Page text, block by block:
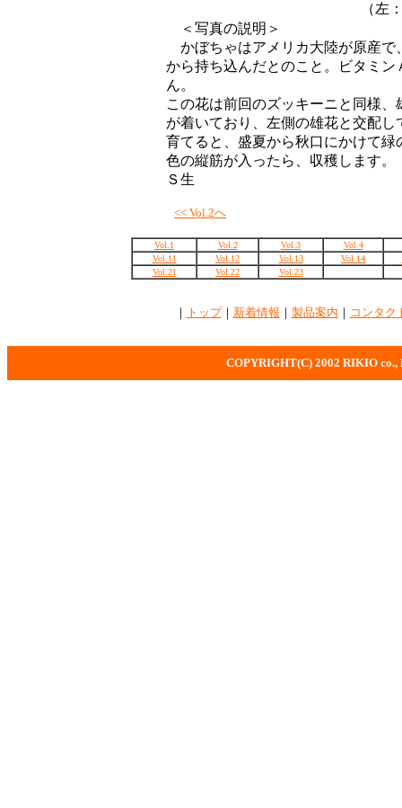
（左
＜写真の説明＞
かぼちゃはアメリカ大陸が原産
から持ち込んだとのこと。ビタミ
ん。
この花は前回のズッキーニと同様
が着いており、左側の雄花と交配
育てると、盛夏から秋口にかけて
色の縦筋が入ったら、収穫します。
Ｓ生
<< Vol.2へ
Vol.1 Vol.2 Vol.3
Vol.4
Vol.11
Vol.12 Vol.13 Vol.14
Vol.21
Vol.22 Vol.23
｜ トップ｜ 新着情報 ｜ 製品案内 ｜ コンタク
COPYRIGHT(C) 2002 RIKIO co.,